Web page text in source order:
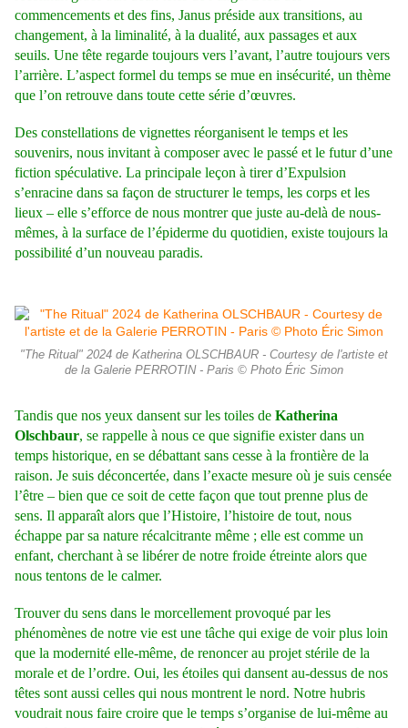
commencements et des fins, Janus préside aux transitions, au
changement, à la liminalité, à la dualité, aux passages et aux
seuils. Une tête regarde toujours vers l’avant, l’autre toujours vers
l’arrière. L’aspect formel du temps se mue en insécurité, un thème
que l’on retrouve dans toute cette série d’œuvres.
Des constellations de vignettes réorganisent le temps et les
souvenirs, nous invitant à composer avec le passé et le futur d’une
fiction spéculative. La principale leçon à tirer d’Expulsion
s’enracine dans sa façon de structurer le temps, les corps et les
lieux – elle s’efforce de nous montrer que juste au-delà de nous-
mêmes, à la surface de l’épiderme du quotidien, existe toujours la
possibilité d’un nouveau paradis.
"The Ritual" 2024 de Katherina OLSCHBAUR - Courtesy de l'artiste et
de la Galerie PERROTIN - Paris © Photo Éric Simon
Tandis que nos yeux dansent sur les toiles de Katherina
Olschbaur, se rappelle à nous ce que signifie exister dans un
temps historique, en se débattant sans cesse à la frontière de la
raison. Je suis déconcertée, dans l’exacte mesure où je suis censée
l’être – bien que ce soit de cette façon que tout prenne plus de
sens. Il apparaît alors que l’Histoire, l’histoire de tout, nous
échappe par sa nature récalcitrante même ; elle est comme un
enfant, cherchant à se libérer de notre froide étreinte alors que
nous tentons de le calmer.
Trouver du sens dans le morcellement provoqué par les
phénomènes de notre vie est une tâche qui exige de voir plus loin
que la modernité elle-même, de renoncer au projet stérile de la
morale et de l’ordre. Oui, les étoiles qui dansent au-dessus de nos
têtes sont aussi celles qui nous montrent le nord. Notre hubris
voudrait nous faire croire que le temps s’organise de lui-même au